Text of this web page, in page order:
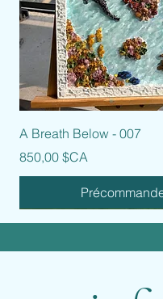
Aperçu rapide
A Breath Below - 007
Prix
850,00 $CA